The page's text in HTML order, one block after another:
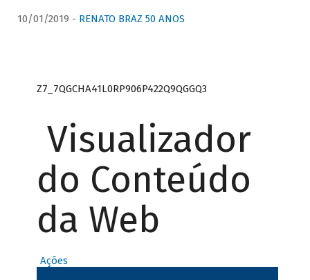
10/01/2019 - RENATO BRAZ 50 ANOS
Z7_7QGCHA41L0RP906P422Q9QGGQ3
Visualizador
do Conteúdo
da Web
Ações